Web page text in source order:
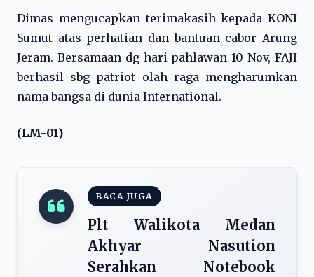
Dimas mengucapkan terimakasih kepada KONI
Sumut atas perhatian dan bantuan cabor Arung
Jeram. Bersamaan dg hari pahlawan 10 Nov, FAJI
berhasil sbg patriot olah raga mengharumkan
nama bangsa di dunia International.
(LM-01)
BACA JUGA
Plt Walikota Medan
Akhyar Nasution
Serahkan Notebook